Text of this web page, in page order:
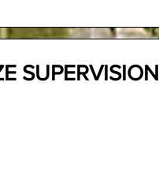
SUPERVISION